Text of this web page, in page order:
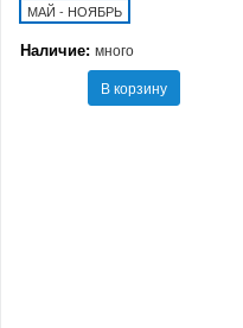
МАЙ - НОЯБРЬ
Наличие: много
В корзину